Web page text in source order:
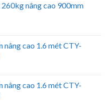
nâng cao 900mm
nâng cao 1.6 mét CTY-
nâng cao 1.6 mét CTY-